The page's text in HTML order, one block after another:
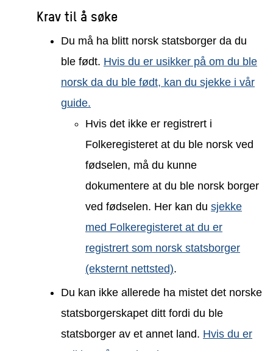
Krav til å søke
Du må ha blitt norsk statsborger da du
ble født. Hvis du er usikker på om du ble
norsk da du ble født, kan du sjekke i vår
guide.
Hvis det ikke er registrert i
Folkeregisteret at du ble norsk ved
fødselen, må du kunne
dokumentere at du ble norsk borger
ved fødselen. Her kan du sjekke
med Folkeregisteret at du er
registrert som norsk statsborger
(eksternt nettsted).
Du kan ikke allerede ha mistet det norske
statsborgerskapet ditt fordi du ble
statsborger av et annet land. Hvis du er